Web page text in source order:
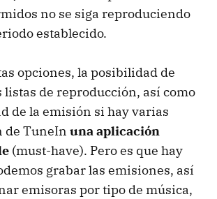
no se siga reproduciendo
establecido.
opciones, la posibilidad de
de reproducción, así como
de la emisión si hay varias
de TuneIn una aplicación
(must-have). Pero es que hay
grabar las emisiones, así
emisoras por tipo de música,